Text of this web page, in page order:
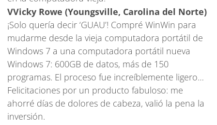
VVicky Rowe (Youngsville, Carolina del Norte)
¡Solo quería decir ‘GUAU’! Compré WinWin para
mudarme desde la vieja computadora portátil de
Windows 7 a una computadora portátil nueva
Windows 7: 600GB de datos, más de 150
programas. El proceso fue increíblemente ligero…
Felicitaciones por un producto fabuloso: me
ahorré días de dolores de cabeza, valió la pena la
inversión.